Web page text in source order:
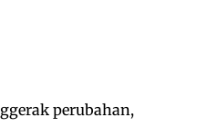
perubahan,